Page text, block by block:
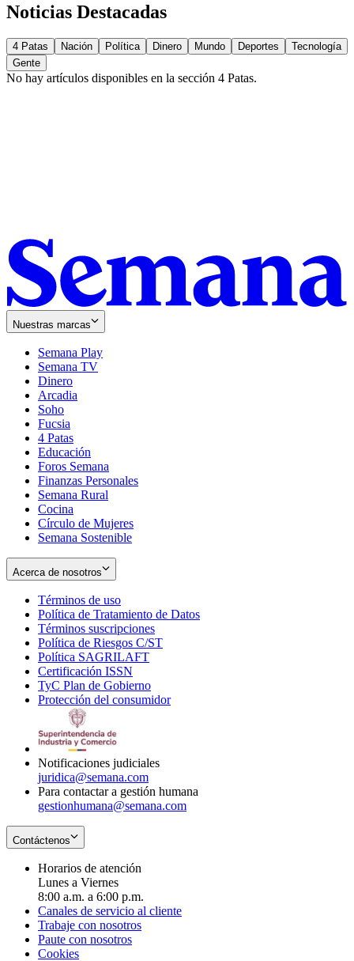
Noticias Destacadas
4 Patas Nación Política Dinero Mundo Deportes
Tecnología
Gente
No hay artículos disponibles en la sección 4 Patas.
Nuestras marcas
Semana Play
Semana TV
Dinero
Arcadia
Soho
in
new
window
Fucsia
in
new
window
4 Patas
Educación
Foros Semana
Finanzas Personales
Semana Rural
Cocina
Círculo de Mujeres
Semana Sostenible
Acerca de nosotros
Términos de uso
in
new
window
Política de Tratamiento de Datos
Términos suscripciones
in
Política de Riesgos C/ST
Política SAGRILAFT
new
window
Certificación ISSN
in
new
TyC Plan de Gobierno
in
Protección del consumidorOpens
Notificaciones judiciales
juridica@semana.com
Para contactar a gestión humana
gestionhumana@semana.com
Contáctenos
Horarios de atención
Lunes a Viernes
8:00 a.m. a 6:00 p.m.
Canales de servicio al cliente
Trabaje con nosotros
Paute con nosotros
Cookies